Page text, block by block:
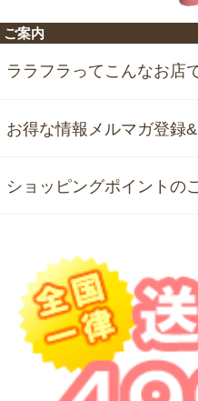
ご案内
ララフラってこんなお店
お得な情報メルマガ登録
ショッピングポイントの